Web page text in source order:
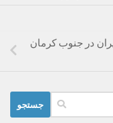
در جنوب کرمان